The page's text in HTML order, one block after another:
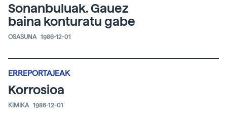
Sonanbuluak. Gauez
baina konturatu gabe
OSASUNA 1986-12-01
ERREPORTAJEAK
Korrosioa
KIMIKA 1986-12-01